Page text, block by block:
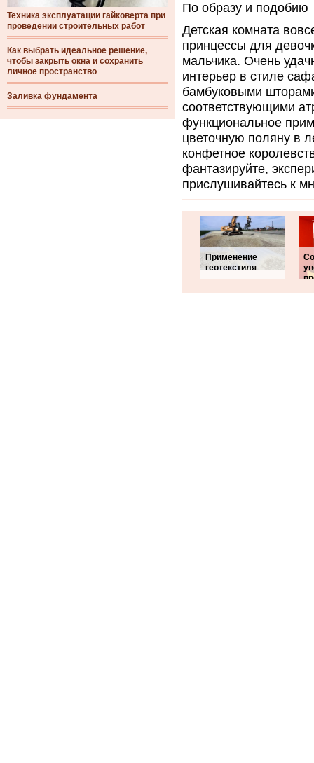
Техника эксплуатации гайковерта при
проведении строительных работ
Как выбрать идеальное решение,
чтобы закрыть окна и сохранить
личное пространство
Заливка фундамента
По образу и подобию
Детская комната
принцессы для
мальчика. Очень
интерьер в стиле
бамбуковыми
соответствующими
функциональное
цветочную поляну в
конфетное
фантазируйте,
прислушивайтесь к
Применение
геотекстиля